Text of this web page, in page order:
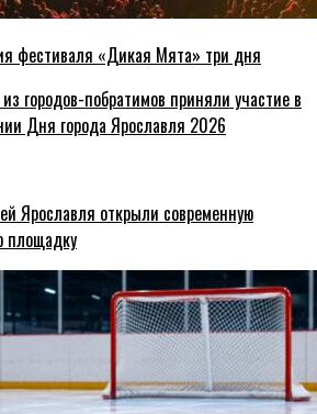
фестиваля «Дикая Мята» три дня
городов-побратимов приняли участие в
Дня города Ярославля 2026
Ярославля открыли современную
площадку